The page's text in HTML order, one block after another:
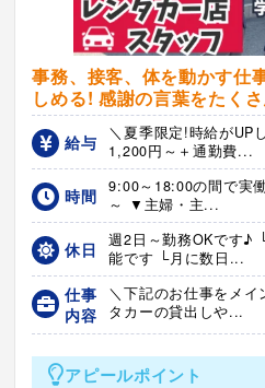
事務、接客、体を動かす仕
しめる! 感謝の言葉をたく
給与
＼夏季限定!時給がUP
1,200円～＋通勤費...
時間
9:00～18:00の間で実
～ ▼主婦・主...
休日
週2日～勤務OKです♪
能です └月に数日...
仕事
内容
＼下記のお仕事をメ
タカーの貸出しや...
アピールポイント